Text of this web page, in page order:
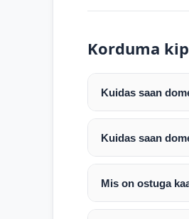
Korduma
Kuidas saan
Pärast makse
enda valitud
Domeeni
Täpsemad
Kuidas saan
Pärast ostu
koodi, millega
Võtame teiega
Mis on ostuga
Ostuga kaasas